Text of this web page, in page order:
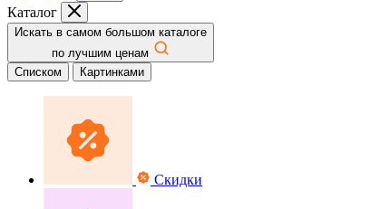
Каталог
Искать в самом большом каталоге
по лучшим ценам
Списком
Картинками
Скидки